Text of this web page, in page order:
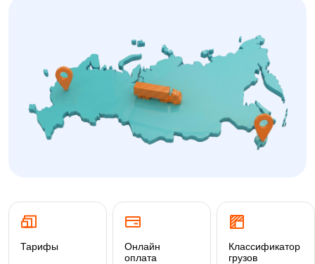
Тарифы
Онлайн
оплата
Классификатор
грузов